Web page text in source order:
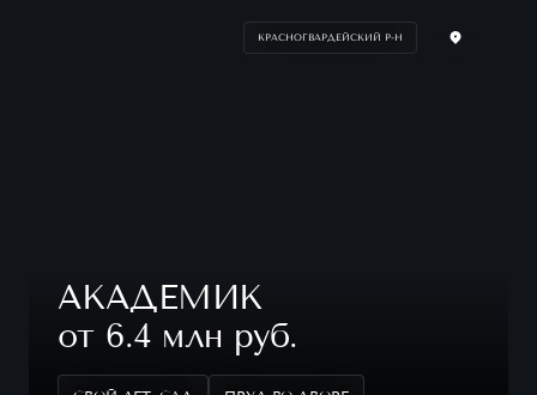
КРАСНОГВАРДЕЙСКИЙ Р-Н
АКАДЕМИК
от 6.4 млн руб.